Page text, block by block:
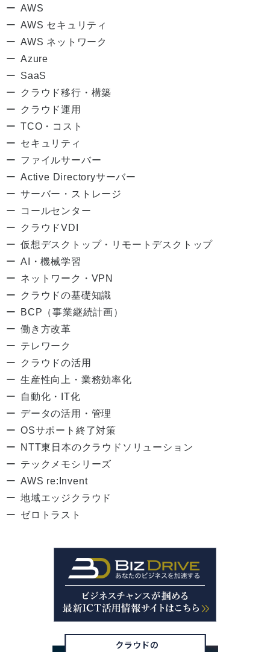
AWS
AWS セキュリティ
AWS ネットワーク
Azure
SaaS
クラウド移行・構築
クラウド運用
TCO・コスト
セキュリティ
ファイルサーバー
Active Directoryサーバー
サーバー・ストレージ
コールセンター
クラウドVDI
仮想デスクトップ・リモートデスクトップ
AI・機械学習
ネットワーク・VPN
クラウドの基礎知識
BCP（事業継続計画）
働き方改革
テレワーク
クラウドの活用
生産性向上・業務効率化
自動化・IT化
データの活用・管理
OSサポート終了対策
NTT東日本のクラウドソリューション
テックメモシリーズ
AWS re:Invent
地域エッジクラウド
ゼロトラスト